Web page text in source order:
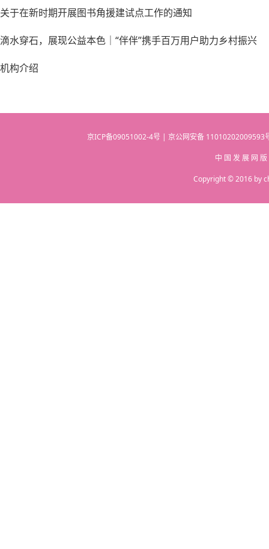
关于在新时期开展图书角援建试点工作的通知
滴水穿石，展现公益本色｜“伴伴”携手百万用户助力乡村振兴
机构介绍
京ICP备09051002-4号 | 京公网安备
中 国 发 展 网
Copyright © 2016 by